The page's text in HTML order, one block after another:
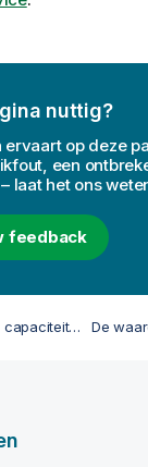
nuttig?
ervaart op deze
een
laat het ons
feedback
Specificaties en capaciteitlimieten van Qlik Anonymous Access